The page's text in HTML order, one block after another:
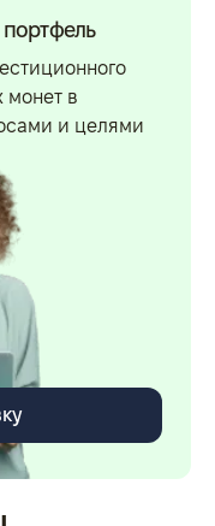
монет в
и целями